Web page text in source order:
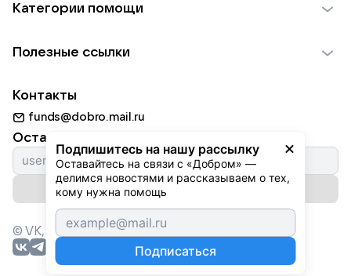
Подпишитесь на нашу рассылку
Оставайтесь на связи с «Добром» —
делимся новостями и рассказываем о тех,
кому нужна помощь
Подписаться
Использование материалов
Для НКО
Партнерам
Категории помощи
Пожилым
Животным
Природе
Культуре
Фондам
Полезные ссылки
Добрый день
Истории
Автоплатежи
Контакты
funds@dobro.mail.ru
Оставайтесь с нами
Подписаться на рассылку
© VK, 2026г. Все права защищены.